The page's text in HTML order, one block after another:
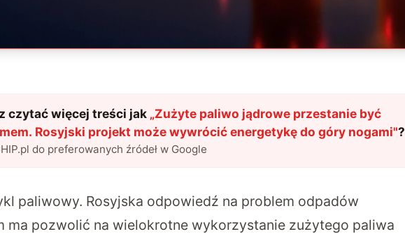
czytać więcej treści jak „Zużyte paliwo jądrowe przestanie być
Rosyjski projekt może wywrócić energetykę do góry nogami"?
do preferowanych źródeł w Google
paliwowy. Rosyjska odpowiedź na problem odpadów
ma pozwolić na wielokrotne wykorzystanie zużytego paliwa